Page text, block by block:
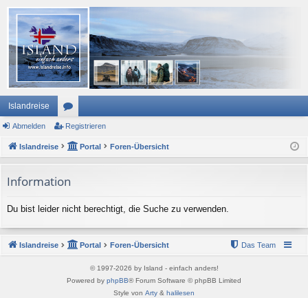
Islandreise
or
en
Abmelden Registrieren
Islandreise Portal Foren-Übersicht
Information
Du bist leider nicht berechtigt, die Suche zu verwenden.
Islandreise Portal Foren-Übersicht Das Team
© 1997-2026 by Island - einfach anders!
Powered by phpBB® Forum Software © phpBB Limited
Style von Arty & halilesen